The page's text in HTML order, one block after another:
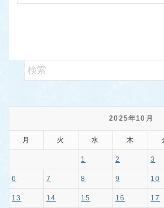
2025年10月
月 火 水 木
1 2 3
6 7 8 9 10
13 14 15 16 17